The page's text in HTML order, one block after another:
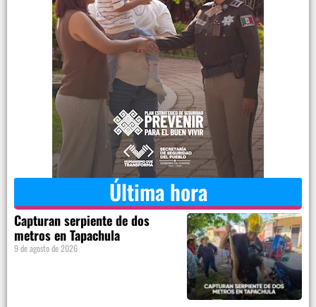
Última hora
Capturan serpiente de dos
metros en Tapachula
9 de agosto de 2026